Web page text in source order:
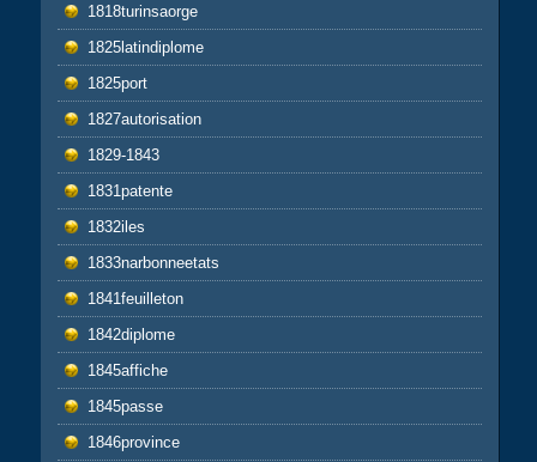
1818turinsaorge
1825latindiplome
1825port
1827autorisation
1829-1843
1831patente
1832iles
1833narbonneetats
1841feuilleton
1842diplome
1845affiche
1845passe
1846province